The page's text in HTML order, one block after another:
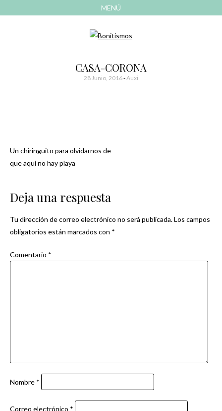
MENÚ
Bonitismos
CASA-CORONA
28 Junio, 2016-Auxi
Navegación
Un chiringuito para olvidarnos de
que aquí no hay playa
Deja una respuesta
Tu dirección de correo electrónico no será publicada.Los campos
obligatorios están marcados con *
Comentario *
Nombre *
Correo electrónico *